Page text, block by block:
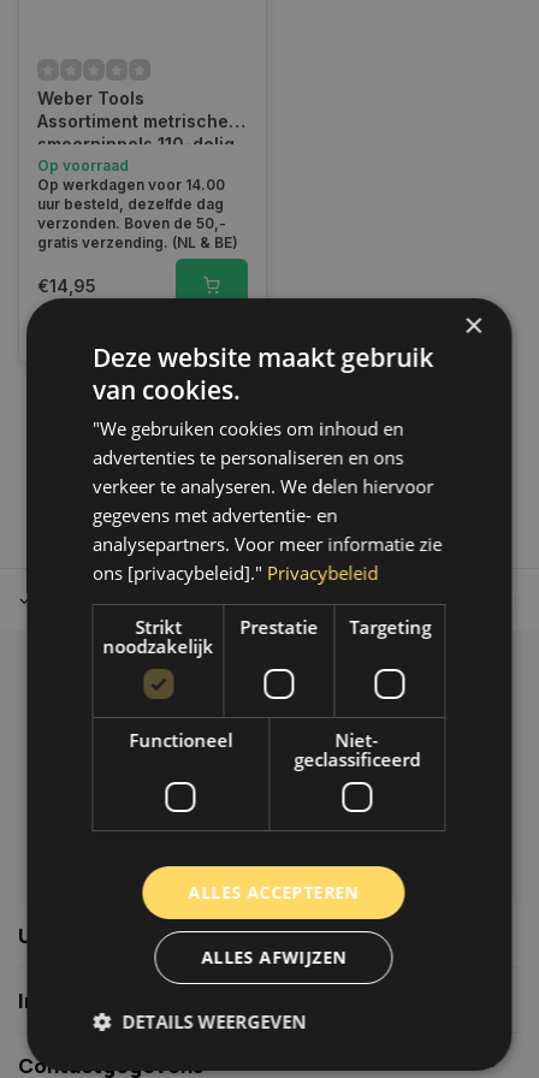
Weber Tools
Assortiment metrische
smeernippels 110-delig
FD-1090
Op voorraad
Op werkdagen voor 14.00
uur besteld, dezelfde dag
verzonden. Boven de 50,-
gratis verzending. (NL & BE)
€14,95
1
Tot 30 dagen retour sturen. Op werkdagen voor 14.00 uur
Klantenservice
Veelgestelde vragen
06-39119169
info@autoklusser.nl
Usefull links
Informatie
Contactgegevens
×
Deze website maakt gebruik
van cookies.
"We gebruiken cookies om inhoud en
advertenties te personaliseren en ons
verkeer te analyseren. We delen hiervoor
gegevens met advertentie- en
analysepartners. Voor meer informatie zie
ons [privacybeleid]." Privacybeleid
Strikt
noodzakelijk
Prestatie Targeting
Functioneel
Niet-
geclassificeerd
ALLES ACCEPTEREN
ALLES AFWIJZEN
DETAILS WEERGEVEN